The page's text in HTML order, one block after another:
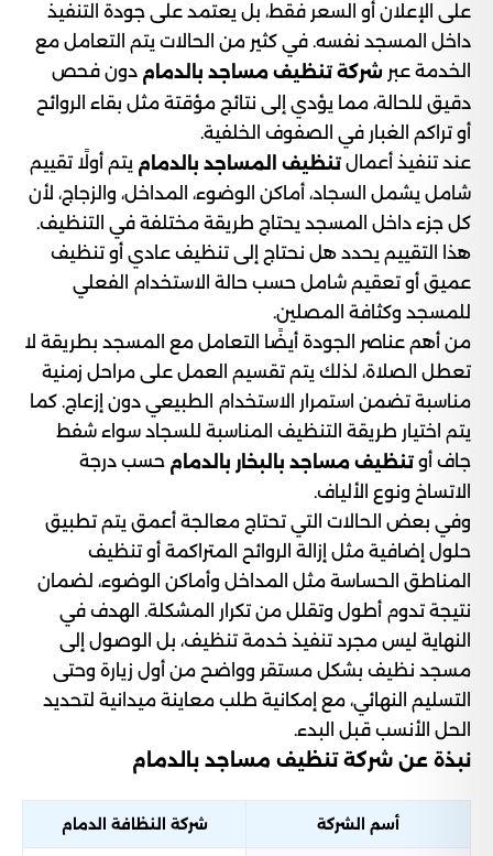
على الإعلان أو السعر فقط، بل يعتمد على جودة التنفيذ
داخل المسجد نفسه. في كثير من الحالات يتم التعامل مع
الخدمة عبر شركة تنظيف مساجد بالدمام دون فحص
دقيق للحالة، مما يؤدي إلى نتائج مؤقتة مثل بقاء الروائح
أو تراكم الغبار في الصفوف الخلفية.
عند تنفيذ أعمالتنظيف المساجد بالدمام يتم أولًا تقييم
شامل يشمل السجاد، أماكن الوضوء، المداخل، والزجاج، لأن
كل جزء داخل المسجد يحتاج طريقة مختلفة في التنظيف.
هذا التقييم يحدد هل نحتاج إلى تنظيف عادي أو تنظيف
عميق أو تعقيم شامل حسب حالة الاستخدام الفعلي
للمسجد وكثافة المصلين.
من أهم عناصر الجودة أيضًا التعامل مع المسجد بطريقة لا
تعطل الصلاة، لذلك يتم تقسيم العمل على مراحل زمنية
مناسبة تضمن استمرار الاستخدام الطبيعي دون إزعاج. كما
يتم اختيار طريقة التنظيف المناسبة للسجاد سواء شفط
جاف أوتنظيف مساجد بالبخار بالدمام حسب درجة
الاتساخ ونوع الألياف.
وفي بعض الحالات التي تحتاج معالجة أعمق يتم تطبيق
حلول إضافية مثل إزالة الروائح المتراكمة أو تنظيف
المناطق الحساسة مثل المداخل وأماكن الوضوء، لضمان
نتيجة تدوم أطول وتقلل من تكرار المشكلة. الهدف في
النهاية ليس مجرد تنفيذ خدمة تنظيف، بل الوصول إلى
مسجد نظيف بشكل مستقر وواضح من أول زيارة وحتى
التسليم النهائي، مع إمكانية طلب معاينة ميدانية لتحديد
الحل الأنسب قبل البدء.
نبذة عن شركة تنظيف مساجد بالدمام
أسم الشركة شركة النظافة الدمام